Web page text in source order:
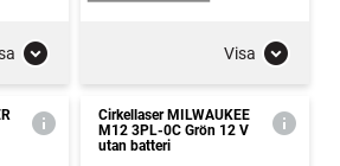
Visa
Cirkellaser MILWAUKEE
M12 3PL-0C Grön 12 V
utan batteri